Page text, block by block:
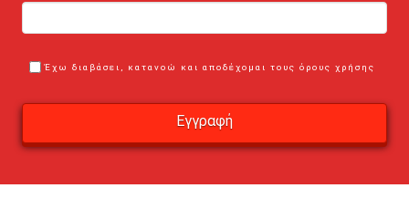
Έχω διαβάσει, κατανοώ και αποδέχομαι τους όρους χρήσης